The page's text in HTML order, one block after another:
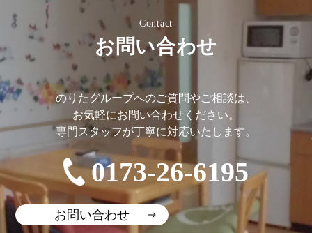
Contact
お問い合わせ
のりたグループへのご質問やご相談は、
お気軽にお問い合わせください。
専門スタッフが丁寧に対応いたします。
0173-26-6195
お問い合わせ